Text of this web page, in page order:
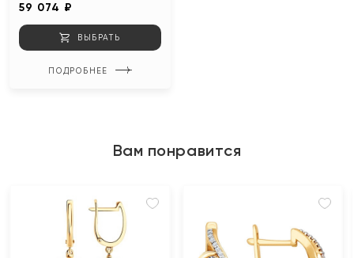
59 074 ₽
ВЫБРАТЬ
ПОДРОБНЕЕ
Вам понравится